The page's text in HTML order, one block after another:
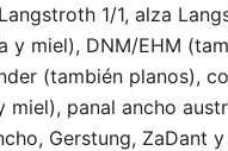
1/1, alza
y miel), DNM/EHM
(también planos),
miel), panal ancho
Gerstung, ZaDant